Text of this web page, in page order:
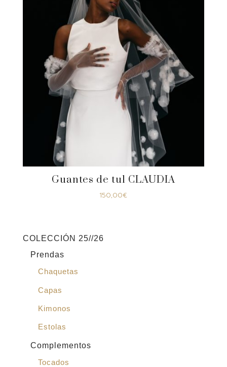
Guantes de tul CLAUDIA
150,00€
COLECCIÓN 25//26
Prendas
Chaquetas
Capas
Kimonos
Estolas
Complementos
Tocados